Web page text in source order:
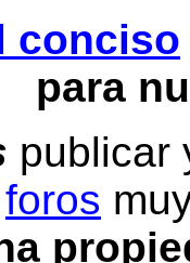
conciso
para
publicar
foros